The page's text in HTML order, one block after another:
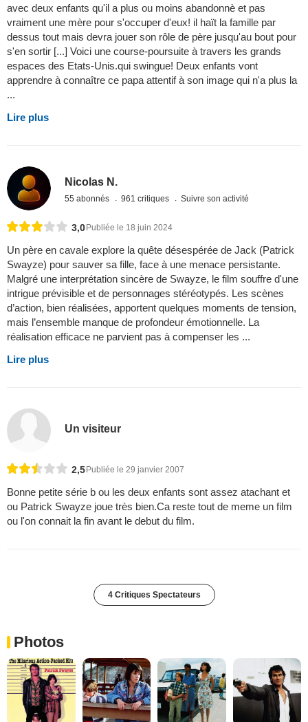
avec deux enfants qu'il a plus ou moins abandonnè et pas
vraiment une mère pour s'occuper d'eux! il haït la famille par
dessus tout mais devra jouer son rôle de père jusqu'au bout pour
s'en sortir [...] Voici une course-poursuite à travers les grands
espaces des Etats-Unis.qui swingue! Deux enfants vont
apprendre à connaître ce papa attentif à son image qui n'a plus la
...
Lire plus
Nicolas N.
55 abonnés 961 critiques Suivre son activité
3,0Publiée le 18 juin 2024
Un père en cavale explore la quête désespérée de Jack (Patrick
Swayze) pour sauver sa fille, face à une menace persistante.
Malgré une interprétation sincère de Swayze, le film souffre d'une
intrigue prévisible et de personnages stéréotypés. Les scènes
d’action, bien réalisées, apportent quelques moments de tension,
mais l’ensemble manque de profondeur émotionnelle. La
réalisation efficace ne parvient pas à compenser les ...
Lire plus
Un visiteur
2,5 Publiée le 29 janvier 2007
Bonne petite série b ou les deux enfants sont assez atachant et
ou Patrick Swayze joue très bien.Ca reste tout de meme un film
ou l'on connait la fin avant le debut du film.
4 Critiques Spectateurs
Photos